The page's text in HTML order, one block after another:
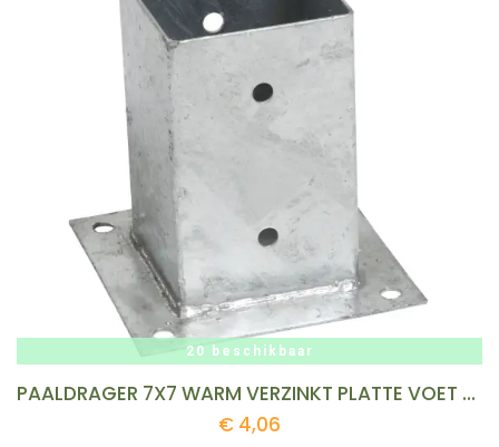
20 beschikbaar
PAALDRAGER 7X7 WARM VERZINKT PLATTE VOET REF:PD7X7 PRACTOGARDEN
€ 4,06